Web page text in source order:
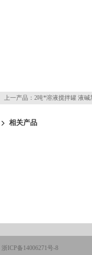
上一产品： 2吨*溶液搅拌罐 液碱
相关产品
浙ICP备14006271号-8